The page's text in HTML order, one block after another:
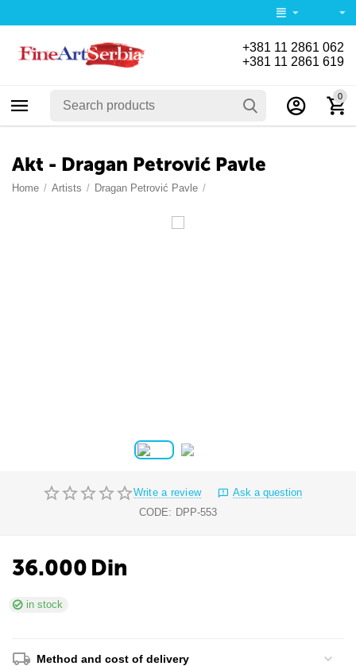
+381 11 2861 062
+381 11 2861 619
0
Akt - Dragan Petrović Pavle
Home / Artists / Dragan Petrović Pavle /
Write a review
Ask a question
CODE: DPP-553
36.000 Din
in stock
Method and cost of delivery